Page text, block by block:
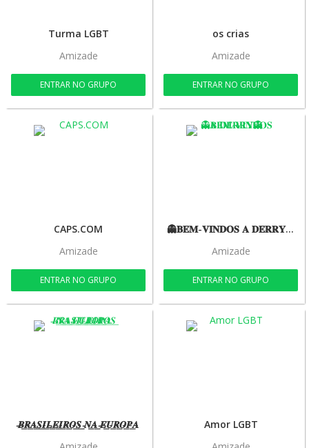
Turma LGBT
Amizade
ENTRAR NO GRUPO
os crias
Amizade
ENTRAR NO GRUPO
CAPS.COM
Amizade
ENTRAR NO GRUPO
👻𝐁𝐄𝐌-𝐕𝐈𝐍𝐃𝐎𝐒 𝐀 𝐃𝐄𝐑𝐑𝐘👻
Amizade
ENTRAR NO GRUPO
̵𝑩̵͟𝑹̵͟𝑨̵͟𝑺̵͟𝑰̵͟𝑳̵͟𝑬̵͟𝑰̵͟𝑹̵͟𝑶̵͟𝑺̵͟ ̵𝑵̵͟𝑨̵͟ ̵𝑬̵͟𝑼̵͟𝑹̵͟𝑶̵͟𝑷̵͟𝑨̵
Amor LGBT